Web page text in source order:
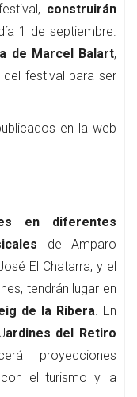
construirán
1 de septiembre.
de Marcel Balart,
festival para ser
en la web
en diferentes
de Amparo
El Chatarra, y el
tendrán lugar en
de la Ribera. En
ardines del Retiro
proyecciones
el turismo y la